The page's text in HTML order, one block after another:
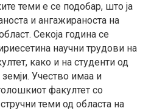
теми е се подобар, што ја
и ангажираноста на
Секоја година се
научни трудови на
како и на студенти од
Учество имаа и
факултет со
теми од областа на